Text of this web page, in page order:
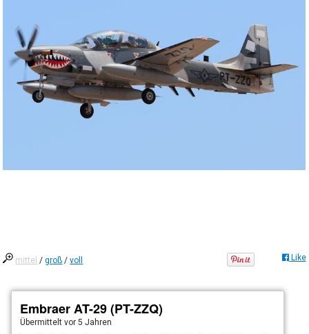
mittel /groß /voll Like
Embraer AT-29 (PT-ZZQ)
Übermitteltvor 5 Jahren